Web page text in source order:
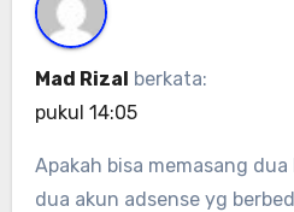
Mad Rizal berkata:
pukul 14:05
Apakah bisa memasang
dua akun adsense yg